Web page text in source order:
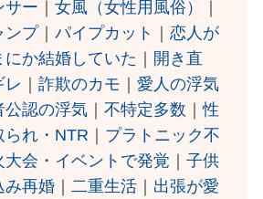
サー ｜女風（女性用風俗）
ンプ｜パイプカット ｜恋人が
にか結婚していた
開き直
レ
｜詐欺のカモ ｜愛人の浮気
公認の浮気 ｜不特定多数 ｜性
られ・NTR
プラトニック不
大会・イベントで発覚 ｜子供
み再婚 ｜二重生活
出張が愛